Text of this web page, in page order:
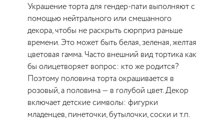
Украшение торта для гендер-пати выполняют с
помощью нейтрального или смешанного
декора, чтобы не раскрыть сюрприз раньше
времени. Это может быть белая, зеленая, желтая
цветовая гамма. Часто внешний вид тортика как
бы олицетворяет вопрос: кто же родится?
Поэтому половина торта окрашивается в
розовый, а половина — в голубой цвет. Декор
включает детские символы: фигурки
младенцев, пинеточки, бутылочки, соски и т.п.